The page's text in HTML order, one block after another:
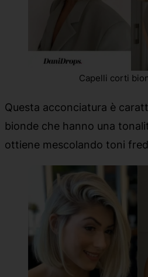
Capelli corti
Questa acconciatura è
bionde che hanno una
ottiene mescolando toni